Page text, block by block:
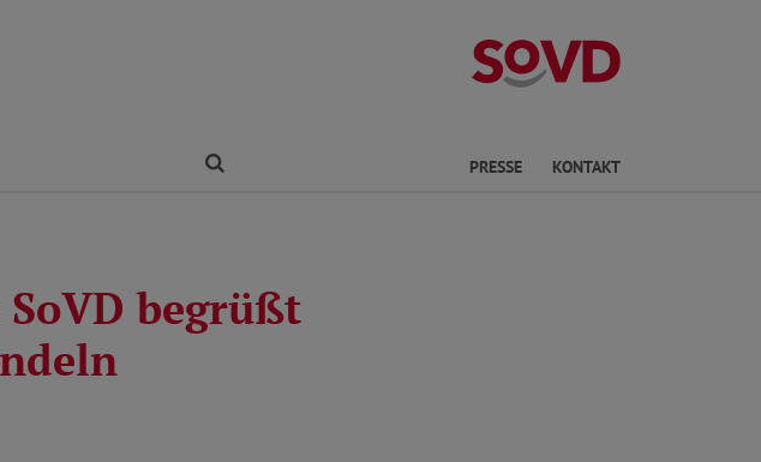
Landesverband
PRESSE KONTAKT
begrüßt